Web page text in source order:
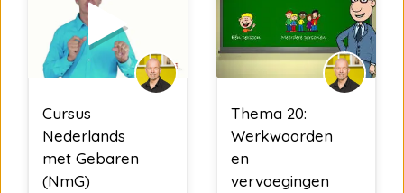
Cursus
Nederlands
met Gebaren
(NmG)
Thema 20:
Werkwoorden
en
vervoegingen